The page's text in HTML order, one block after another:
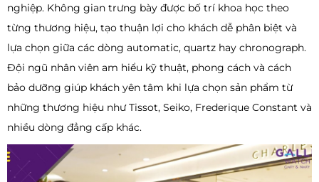
nghiệp. Không gian trưng bày được bố trí khoa học theo
từng thương hiệu, tạo thuận lợi cho khách dễ phân biệt và
lựa chọn giữa các dòng automatic, quartz hay chronograph.
Đội ngũ nhân viên am hiểu kỹ thuật, phong cách và cách
bảo dưỡng giúp khách yên tâm khi lựa chọn sản phẩm từ
những thương hiệu như Tissot, Seiko, Frederique Constant và
nhiều dòng đẳng cấp khác.